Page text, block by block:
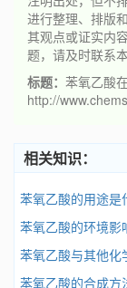
进行整理、排版
其观点或证实内
题，请及时联系
标题： 苯氧乙酸
http://
相关知识：
苯氧乙酸的用途是
苯氧乙酸的环境影
苯氧乙酸与其他化
苯氧乙酸的合成方